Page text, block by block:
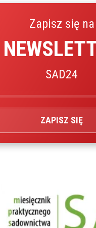
Zapisz się na
SAD24
ZAPISZ SIĘ